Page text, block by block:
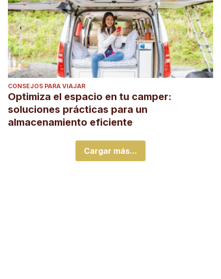
CONSEJOS PARA VIAJAR
Optimiza el espacio en tu camper:
soluciones prácticas para un
almacenamiento eficiente
Cargar más...